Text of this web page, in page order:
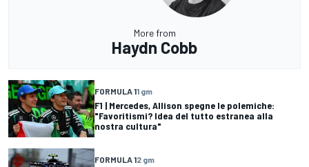
More from
Haydn Cobb
FORMULA 11 gm
F1 | Mercedes, Allison spegne le polemiche:
"Favoritismi? Idea del tutto estranea alla
nostra cultura"
FORMULA 12 gm